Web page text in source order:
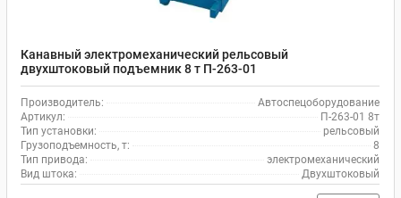
Канавный электромеханический рельсовый
двухштоковый подъемник 8 т П-263-01
Автоспецоборудование
Производитель:
Автоспецоборудование
Артикул:
П-263-01 8т
Тип установки:
рельсовый
Грузоподъемность, т:
8
Тип привода:
электромеханический
Вид штока:
Двухштоковый